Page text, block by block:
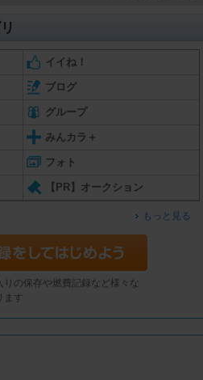
イイね！
ブログ
グループ
みんカラ＋
フォト
【PR】オークション
もっと見る
りの保存や燃費記録など様々な
ます